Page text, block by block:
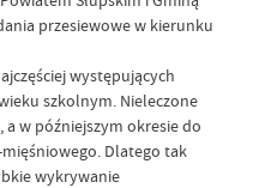
przesiewowe w kierunku
występujących
szkolnym. Nieleczone
w późniejszym okresie do
Dlatego tak
wykrywanie